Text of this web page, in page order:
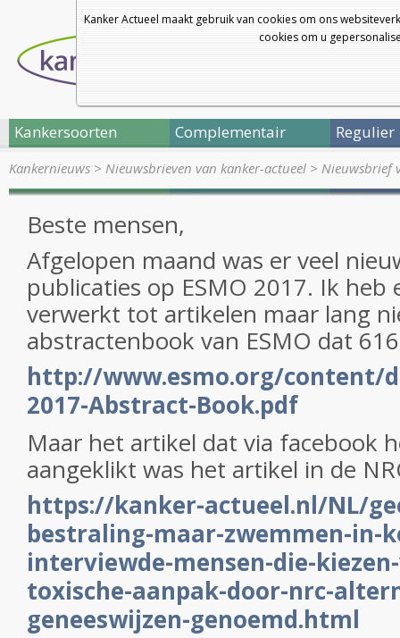
Kanker Actueel maakt gebruik van cookies om ons
cookies om u
Kankersoorten Complementair Regulier
Kankernieuws > Nieuwsbrieven van kanker-actueel > Nieuwsbrief
Beste mensen,
Afgelopen maand was er veel
publicaties op ESMO 2017. Ik heb
verwerkt tot artikelen maar lang
abstractenbook van ESMO dat
http://www.esmo.org/content/
2017-Abstract-Book.pdf
Maar het artikel dat via facebook
aangeklikt was het artikel in de
https://kanker-actueel.nl/NL/
bestraling-maar-zwemmen-in-
interviewde-mensen-die-
toxische-aanpak-door-nrc-
geneeswijzen-genoemd.html